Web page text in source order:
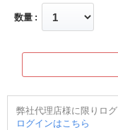
数量
弊社代理店様に限りロ
ログインはこちら